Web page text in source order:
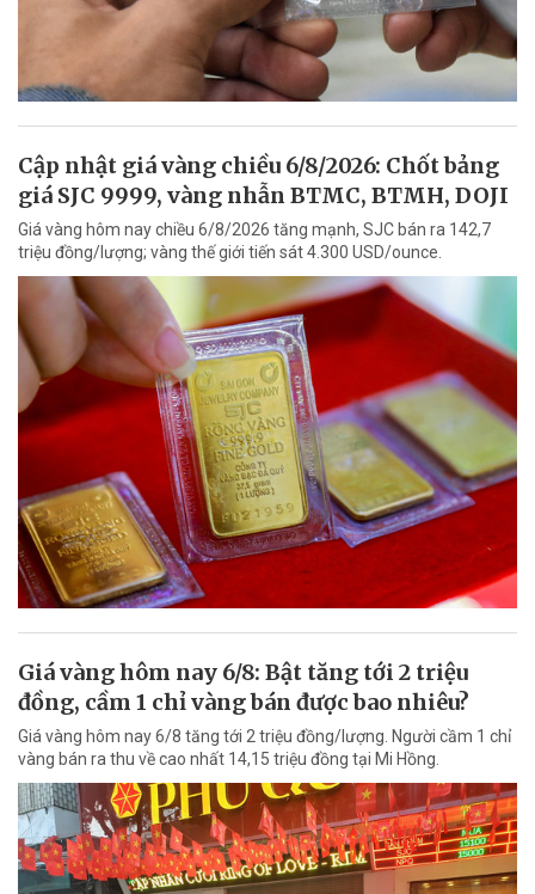
Cập nhật giá vàng chiều 6/8/2026: Chốt bảng
giá SJC 9999, vàng nhẫn BTMC, BTMH, DOJI
Giá vàng hôm nay chiều 6/8/2026 tăng mạnh, SJC bán ra 142,7
triệu đồng/lượng; vàng thế giới tiến sát 4.300 USD/ounce.
Giá vàng hôm nay 6/8: Bật tăng tới 2 triệu
đồng, cầm 1 chỉ vàng bán được bao nhiêu?
Giá vàng hôm nay 6/8 tăng tới 2 triệu đồng/lượng. Người cầm 1 chỉ
vàng bán ra thu về cao nhất 14,15 triệu đồng tại Mi Hồng.